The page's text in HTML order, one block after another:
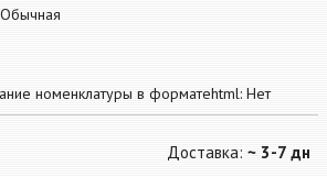
номенклатуры в форматеhtml: Нет
Доставка: ~ 3-7 дн